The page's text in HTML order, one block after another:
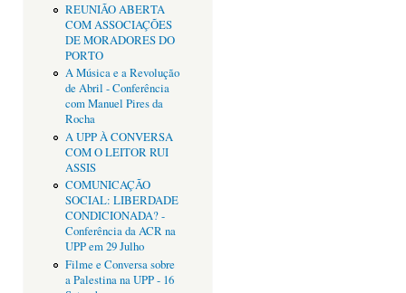
REUNIÃO ABERTA
COM ASSOCIAÇÕES
DE MORADORES DO
PORTO
A Música e a Revolução
de Abril - Conferência
com Manuel Pires da
Rocha
A UPP À CONVERSA
COM O LEITOR RUI
ASSIS
COMUNICAÇÃO
SOCIAL: LIBERDADE
CONDICIONADA? -
Conferência da ACR na
UPP em 29 Julho
Filme e Conversa sobre
a Palestina na UPP - 16